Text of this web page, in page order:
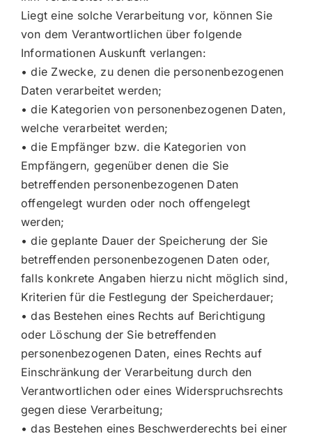
Liegt eine solche Verarbeitung vor, können Sie
von dem Verantwortlichen über folgende
Informationen Auskunft verlangen:
• die Zwecke, zu denen die personenbezogenen
Daten verarbeitet werden;
• die Kategorien von personenbezogenen Daten,
welche verarbeitet werden;
• die Empfänger bzw. die Kategorien von
Empfängern, gegenüber denen die Sie
betreffenden personenbezogenen Daten
offengelegt wurden oder noch offengelegt
werden;
• die geplante Dauer der Speicherung der Sie
betreffenden personenbezogenen Daten oder,
falls konkrete Angaben hierzu nicht möglich sind,
Kriterien für die Festlegung der Speicherdauer;
• das Bestehen eines Rechts auf Berichtigung
oder Löschung der Sie betreffenden
personenbezogenen Daten, eines Rechts auf
Einschränkung der Verarbeitung durch den
Verantwortlichen oder eines Widerspruchsrechts
gegen diese Verarbeitung;
• das Bestehen eines Beschwerderechts bei einer